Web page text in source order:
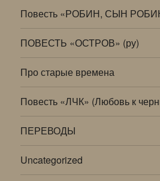
Повесть «РОБИН, СЫН
ПОВЕСТЬ «ОСТРОВ» (ру)
Про старые времена
Повесть «ЛЧК» (Любовь к
ПЕРЕВОДЫ
Uncategorized